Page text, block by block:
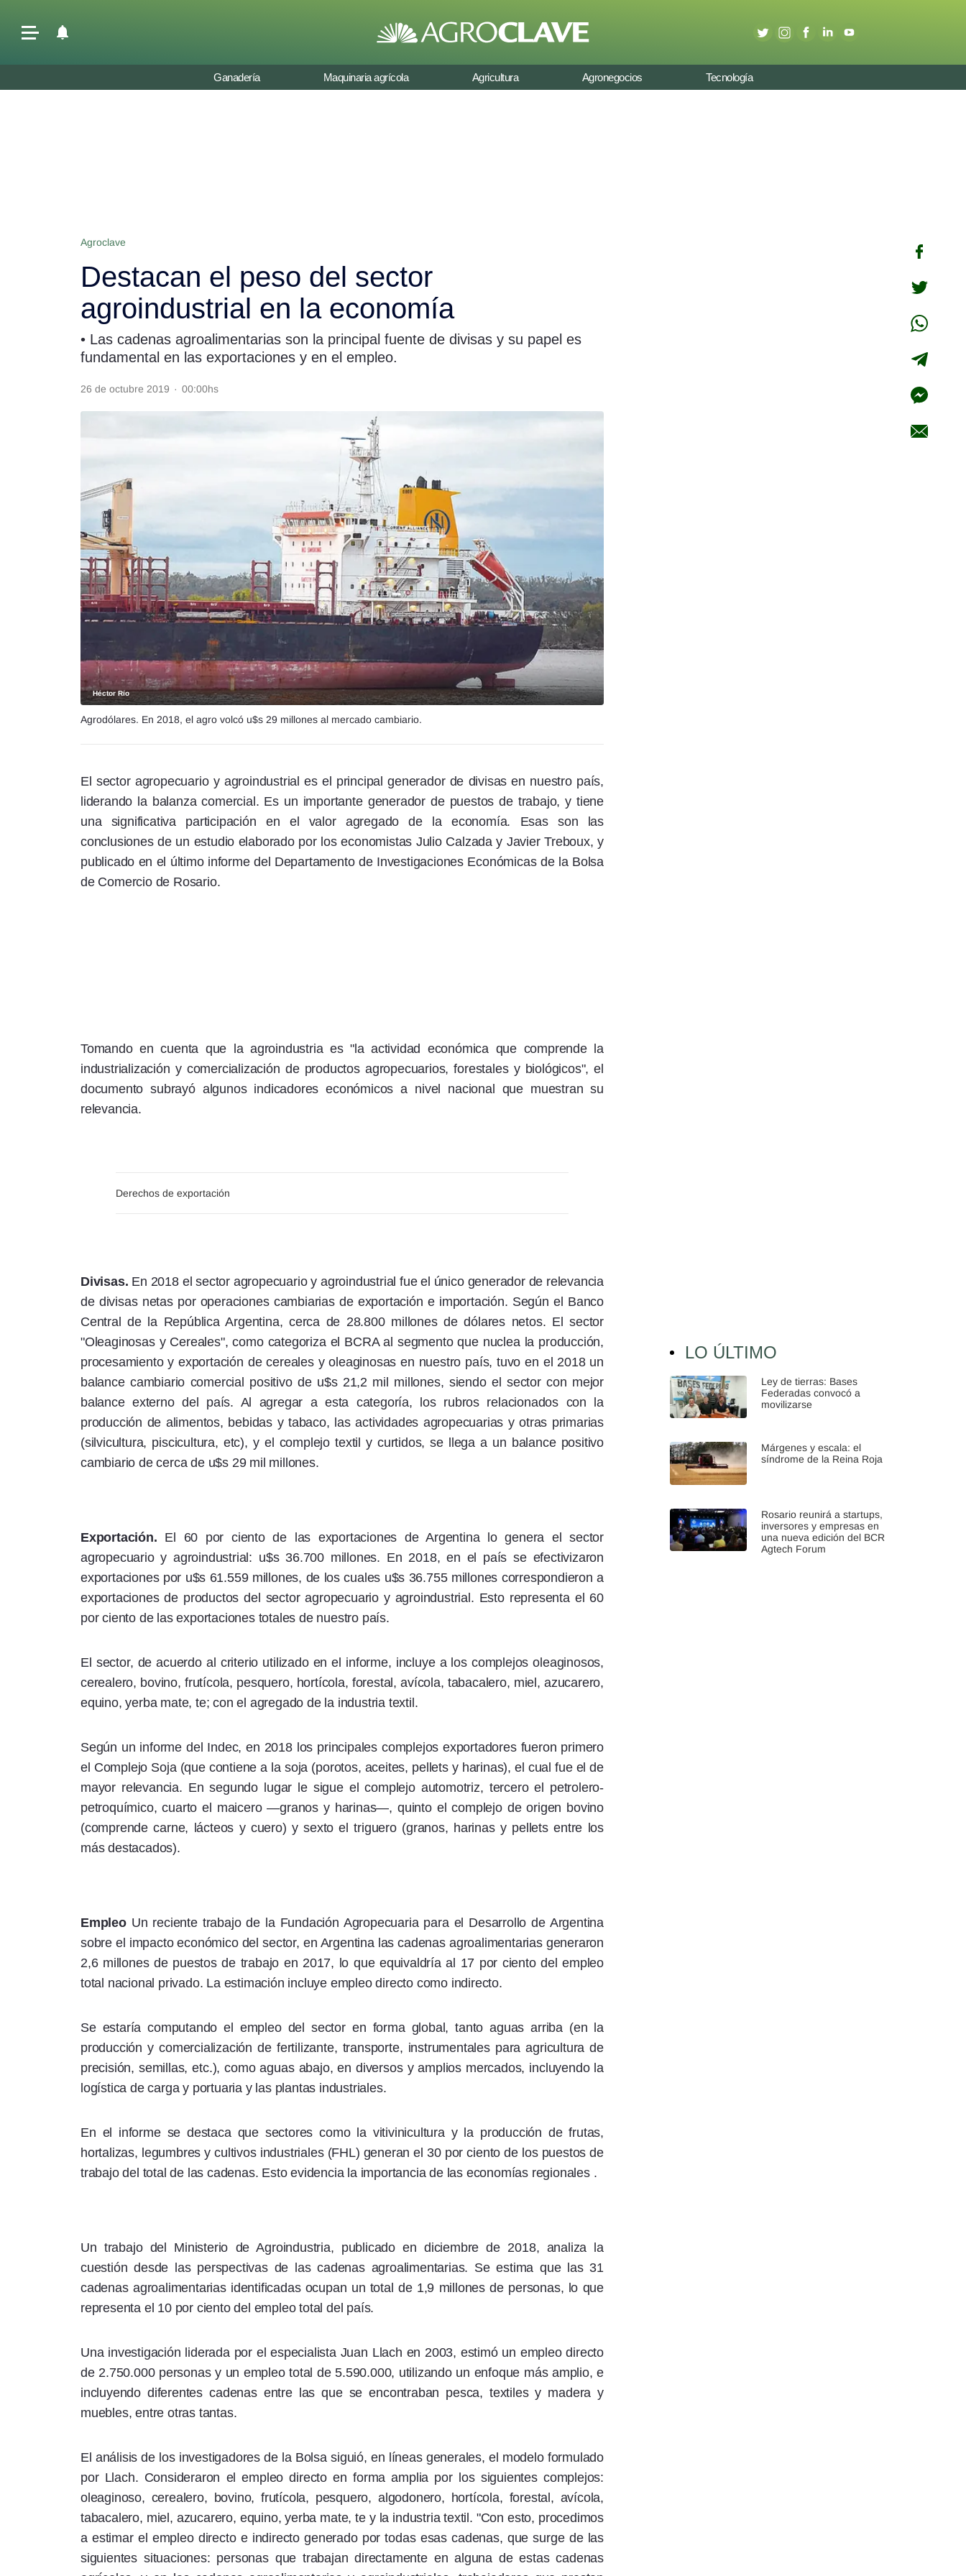
Ganadería Maquinaria agrícola Agricultura Agronegocios Tecnología
Agroclave
Destacan el peso del sector
agroindustrial en la economía
• Las cadenas agroalimentarias son la principal fuente de divisas y su papel es
fundamental en las exportaciones y en el empleo.
26 de octubre 2019 · 00:00hs
Héctor Río
Agrodólares. En 2018, el agro volcó u$s 29 millones al mercado cambiario.
El sector agropecuario y agroindustrial es el principal generador de divisas en nuestro país,
liderando la balanza comercial. Es un importante generador de puestos de trabajo, y tiene
una significativa participación en el valor agregado de la economía. Esas son las
conclusiones de un estudio elaborado por los economistas Julio Calzada y Javier Treboux, y
publicado en el último informe del Departamento de Investigaciones Económicas de la Bolsa
de Comercio de Rosario.
Tomando en cuenta que la agroindustria es "la actividad económica que comprende la
industrialización y comercialización de productos agropecuarios, forestales y biológicos", el
documento subrayó algunos indicadores económicos a nivel nacional que muestran su
relevancia.
Derechos de exportación
Divisas. En 2018 el sector agropecuario y agroindustrial fue el único generador de relevancia
de divisas netas por operaciones cambiarias de exportación e importación. Según el Banco
Central de la República Argentina, cerca de 28.800 millones de dólares netos. El sector
"Oleaginosas y Cereales", como categoriza el BCRA al segmento que nuclea la producción,
procesamiento y exportación de cereales y oleaginosas en nuestro país, tuvo en el 2018 un
balance cambiario comercial positivo de u$s 21,2 mil millones, siendo el sector con mejor
balance externo del país. Al agregar a esta categoría, los rubros relacionados con la
producción de alimentos, bebidas y tabaco, las actividades agropecuarias y otras primarias
(silvicultura, piscicultura, etc), y el complejo textil y curtidos, se llega a un balance positivo
cambiario de cerca de u$s 29 mil millones.
Exportación. El 60 por ciento de las exportaciones de Argentina lo genera el sector
agropecuario y agroindustrial: u$s 36.700 millones. En 2018, en el país se efectivizaron
exportaciones por u$s 61.559 millones, de los cuales u$s 36.755 millones correspondieron a
exportaciones de productos del sector agropecuario y agroindustrial. Esto representa el 60
por ciento de las exportaciones totales de nuestro país.
El sector, de acuerdo al criterio utilizado en el informe, incluye a los complejos oleaginosos,
cerealero, bovino, frutícola, pesquero, hortícola, forestal, avícola, tabacalero, miel, azucarero,
equino, yerba mate, te; con el agregado de la industria textil.
Según un informe del Indec, en 2018 los principales complejos exportadores fueron primero
el Complejo Soja (que contiene a la soja (porotos, aceites, pellets y harinas), el cual fue el de
mayor relevancia. En segundo lugar le sigue el complejo automotriz, tercero el petrolero-
petroquímico, cuarto el maicero —granos y harinas—, quinto el complejo de origen bovino
(comprende carne, lácteos y cuero) y sexto el triguero (granos, harinas y pellets entre los
más destacados).
EmpleoUn reciente trabajo de la Fundación Agropecuaria para el Desarrollo de Argentina
sobre el impacto económico del sector, en Argentina las cadenas agroalimentarias generaron
2,6 millones de puestos de trabajo en 2017, lo que equivaldría al 17 por ciento del empleo
total nacional privado. La estimación incluye empleo directo como indirecto.
Se estaría computando el empleo del sector en forma global, tanto aguas arriba (en la
producción y comercialización de fertilizante, transporte, instrumentales para agricultura de
precisión, semillas, etc.), como aguas abajo, en diversos y amplios mercados, incluyendo la
logística de carga y portuaria y las plantas industriales.
En el informe se destaca que sectores como la vitivinicultura y la producción de frutas,
hortalizas, legumbres y cultivos industriales (FHL) generan el 30 por ciento de los puestos de
trabajo del total de las cadenas. Esto evidencia la importancia de las economías regionales .
Un trabajo del Ministerio de Agroindustria, publicado en diciembre de 2018, analiza la
cuestión desde las perspectivas de las cadenas agroalimentarias. Se estima que las 31
cadenas agroalimentarias identificadas ocupan un total de 1,9 millones de personas, lo que
representa el 10 por ciento del empleo total del país.
Una investigación liderada por el especialista Juan Llach en 2003, estimó un empleo directo
de 2.750.000 personas y un empleo total de 5.590.000, utilizando un enfoque más amplio, e
incluyendo diferentes cadenas entre las que se encontraban pesca, textiles y madera y
muebles, entre otras tantas.
El análisis de los investigadores de la Bolsa siguió, en líneas generales, el modelo formulado
por Llach. Consideraron el empleo directo en forma amplia por los siguientes complejos:
oleaginoso, cerealero, bovino, frutícola, pesquero, algodonero, hortícola, forestal, avícola,
tabacalero, miel, azucarero, equino, yerba mate, te y la industria textil. "Con esto, procedimos
a estimar el empleo directo e indirecto generado por todas esas cadenas, que surge de las
siguientes situaciones: personas que trabajan directamente en alguna de estas cadenas
LO ÚLTIMO
Ley de tierras: Bases
Federadas convocó a
movilizarse
Márgenes y escala: el
síndrome de la Reina Roja
Rosario reunirá a startups,
inversores y empresas en
una nueva edición del BCR
Agtech Forum